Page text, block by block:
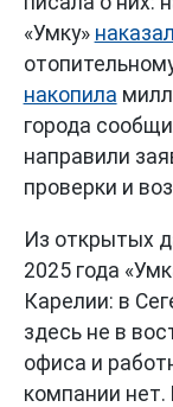
«Умку»
накопила
города
направили
проверки и
Из открытых
2025 года
Карелии: в
здесь не в
офиса и
компании нет.